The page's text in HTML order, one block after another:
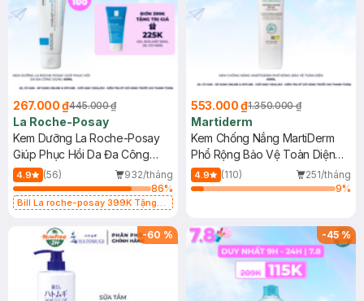
267.000 ₫445.000 ₫
La Roche-Posay
Kem Dưỡng La Roche-Posay
Giúp Phục Hồi Da Đa Công
Dụng 40ml
4.9 (56)
932/tháng
86%
Bill La roche-posay 399K Tặng
(SL có hạn)
553.000 ₫1.350.000 ₫
Martiderm
Kem Chống Nắng MartiDerm
Phổ Rộng Bảo Vệ Toàn Diện
40ml
4.9 (110)
251/tháng
9%
-60 % -45%